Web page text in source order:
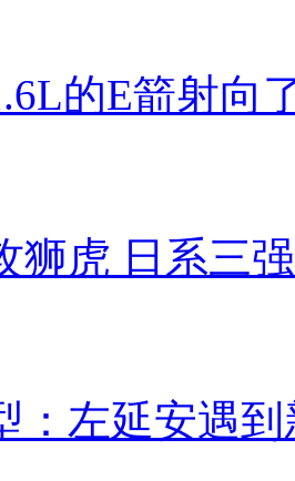
的E箭射向
狮虎 日系三
：左延安遇